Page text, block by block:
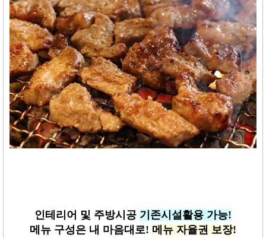
인테리어 및 주방시공 기존시설활용 가능!
메뉴 구성은 내 마음대로! 메뉴 자율권 보장!